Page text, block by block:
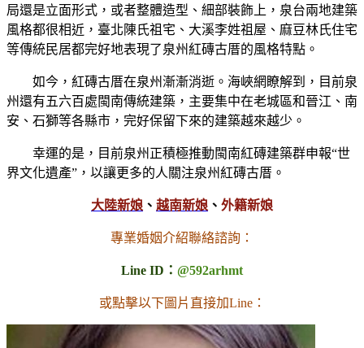
局還是立面形式，或者整體造型、細部裝飾上，泉台兩地建築
風格都很相近，臺北陳氏祖宅、大溪李姓祖屋、麻豆林氏住宅
等傳統民居都完好地表現了泉州紅磚古厝的風格特點。
如今，紅磚古厝在泉州漸漸消逝。海峽網瞭解到，目前泉
州還有五六百處閩南傳統建築，主要集中在老城區和晉江、南
安、石獅等各縣市，完好保留下來的建築越來越少。
幸運的是，目前泉州正積極推動閩南紅磚建築群申報“世
界文化遺產”，以讓更多的人關注泉州紅磚古厝。
大陸新娘 、 越南新娘 、 外籍新娘
專業婚姻介紹聯絡諮詢：
Line ID： @592arhmt
或點擊以下圖片直接加Line：